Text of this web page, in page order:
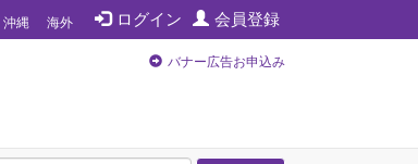
ログイン 会員登録
沖縄 海外
バナー広告お申込み